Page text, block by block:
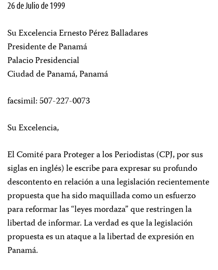
26 de Julio de 1999
Su Excelencia Ernesto Pérez Balladares
Presidente de Panamá
Palacio Presidencial
Ciudad de Panamá, Panamá
facsimil: 507-227-0073
Su Excelencia,
El Comité para Proteger a los Periodistas (CPJ, por sus
siglas en inglés) le escribe para expresar su profundo
descontento en relación a una legislación recientemente
propuesta que ha sido maquillada como un esfuerzo
para reformar las “leyes mordaza” que restringen la
libertad de informar. La verdad es que la legislación
propuesta es un ataque a la libertad de expresión en
Panamá.